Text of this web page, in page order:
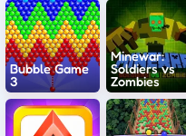
Bubble Game
3
Minewar:
Soldiers vs
Zombies